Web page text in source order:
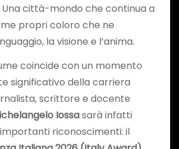
città-mondo che continua a
propri coloro che ne
la visione e l’anima.
coincide con un momento
significativo della carriera
scrittore e docente
Iossasarà infatti
riconoscimenti: il